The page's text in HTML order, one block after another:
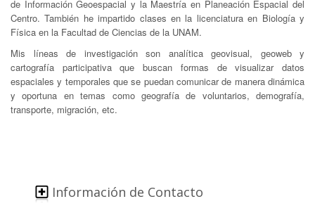
de Información Geoespacial y la Maestría en Planeación Espacial del
Centro. También he impartido clases en la licenciatura en Biología y
Física en la Facultad de Ciencias de la UNAM.
Mis líneas de investigación son analítica geovisual, geoweb y
cartografía participativa que buscan formas de visualizar datos
espaciales y temporales que se puedan comunicar de manera dinámica
y oportuna en temas como geografía de voluntarios, demografía,
transporte, migración, etc.
Información de Contacto